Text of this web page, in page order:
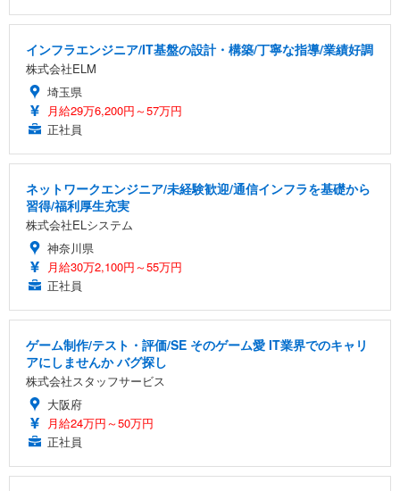
インフラエンジニア/IT基盤の設計・構築/丁寧な指導/業績好調
株式会社ELM
埼玉県
月給29万6,200円～57万円
正社員
ネットワークエンジニア/未経験歓迎/通信インフラを基礎から
習得/福利厚生充実
株式会社ELシステム
神奈川県
月給30万2,100円～55万円
正社員
ゲーム制作/テスト・評価/SE そのゲーム愛 IT業界でのキャリ
アにしませんか バグ探し
株式会社スタッフサービス
大阪府
月給24万円～50万円
正社員